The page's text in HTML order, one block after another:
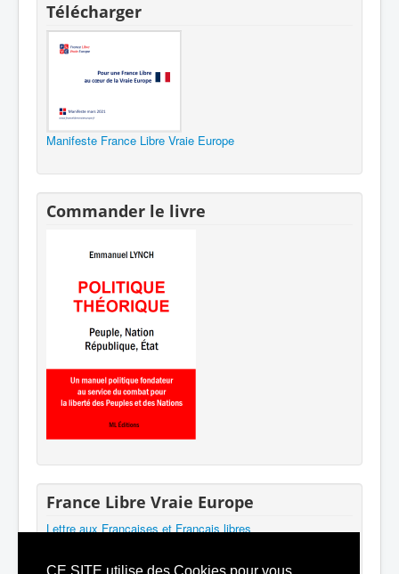
Télécharger
Manifeste France Libre Vraie Europe
Commander le livre
France Libre Vraie Europe
Lettre aux Françaises et Français libres